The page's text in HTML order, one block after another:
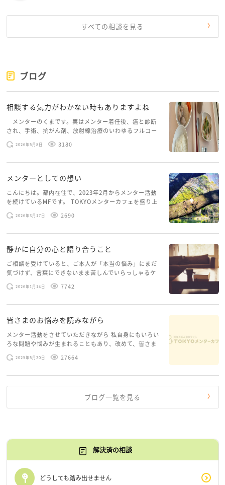
すべての相談を見る
ブログ
相談する気力がわかない時もありますよね
メンターのくまです。実はメンター着任後、癌と診断
され、手術、抗がん剤、放射線治療のいわゆるフルコー
スを体験していて、しばらくメンターカフェに来られて
いませんでした。体力だけでなく、気力も落ちパソコン
2026年5月8日 3180
メンターとしての想い
こんにちは。都内在住で、2023年2月からメンター活動
を続けているMFです。 TOKYOメンターカフェを盛り上
げたいという想いから、勇気を出して初めてブログを投
稿してみようと思います。少し自分のことを書いてみま
2026年3月17日 2690
静かに自分の心と語り合うこと
ご相談を受けていると、ご本人が「本当の悩み」にまだ
気づけず、言葉にできないまま苦しんでいらっしゃるケ
ースがありますお悩みというのは、心の深いところ（深
層心理）に触れることで、まったく違う角度から解決の
2026年1月14日 7742
皆さまのお悩みを読みながら
メンター活動をさせていただきながら 私自身にもいろい
ろな問題や悩みが生まれることもあり、改めて、皆さま
のお悩みを読みながら 「みんな、もがいてる。わたし
だけじゃないんだな」と、逆に励まされるような日々で
2025年5月20日 27664
ブログ一覧を見る
解決済の相談
どうしても踏み出せません